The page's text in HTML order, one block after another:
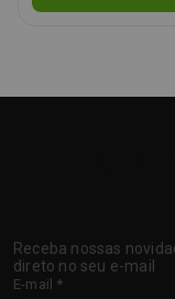
Receba nossas
direto no seu e-mail
E-mail *